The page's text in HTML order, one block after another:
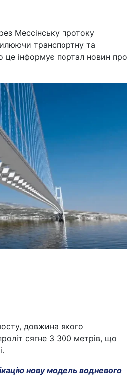
Мессінську протоку
транспортну та
це інформує портал новин про
довжина якого
сягне 3 300 метрів, що
нову модель водневого